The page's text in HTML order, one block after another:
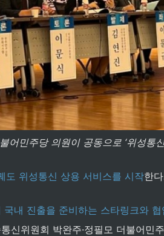
민주당 의원이 공동으로 ‘위성통
도 위성통신 상용 서비스를 시작한
국내 진출을 준비하는 스타링크와 협
위원회 박완주·정필모 더불어민